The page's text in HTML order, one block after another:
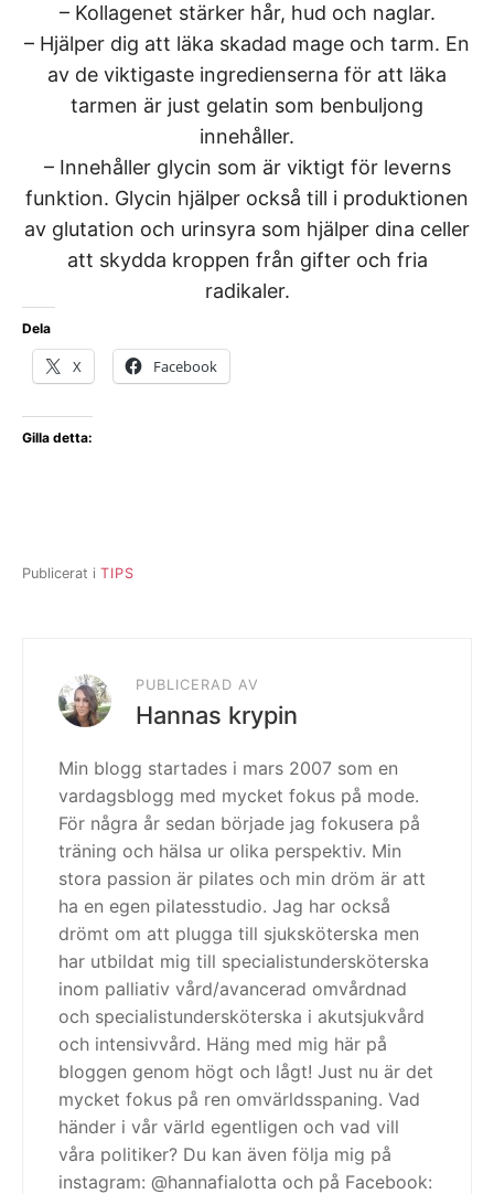
– Kollagenet stärker hår, hud och naglar.
– Hjälper dig att läka skadad mage och tarm. En
av de viktigaste ingredienserna för att läka
tarmen är just gelatin som benbuljong
innehåller.
– Innehåller glycin som är viktigt för leverns
funktion. Glycin hjälper också till i produktionen
av glutation och urinsyra som hjälper dina celler
att skydda kroppen från gifter och fria
radikaler.
Dela
X Facebook
Gilla detta:
Publicerat i TIPS
PUBLICERAD AV
Hannas krypin
Min blogg startades i mars 2007 som en
vardagsblogg med mycket fokus på mode.
För några år sedan började jag fokusera på
träning och hälsa ur olika perspektiv. Min
stora passion är pilates och min dröm är att
ha en egen pilatesstudio. Jag har också
drömt om att plugga till sjuksköterska men
har utbildat mig till specialistundersköterska
inom palliativ vård/avancerad omvårdnad
och specialistundersköterska i akutsjukvård
och intensivvård. Häng med mig här på
bloggen genom högt och lågt! Just nu är det
mycket fokus på ren omvärldsspaning. Vad
händer i vår värld egentligen och vad vill
våra politiker? Du kan även följa mig på
instagram: @hannafialotta och på Facebook: